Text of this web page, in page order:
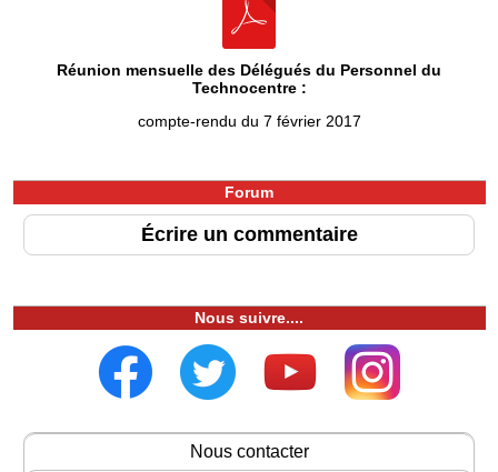
Réunion mensuelle des Délégués du Personnel du
Technocentre :
compte-rendu du 7 février 2017
Forum
Écrire un commentaire
Nous suivre....
Nous contacter